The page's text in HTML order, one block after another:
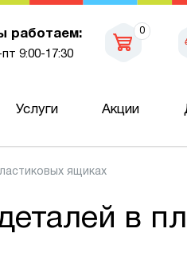
работаем:
9:00-17:30
0
Услуги Акции
ящиках
в